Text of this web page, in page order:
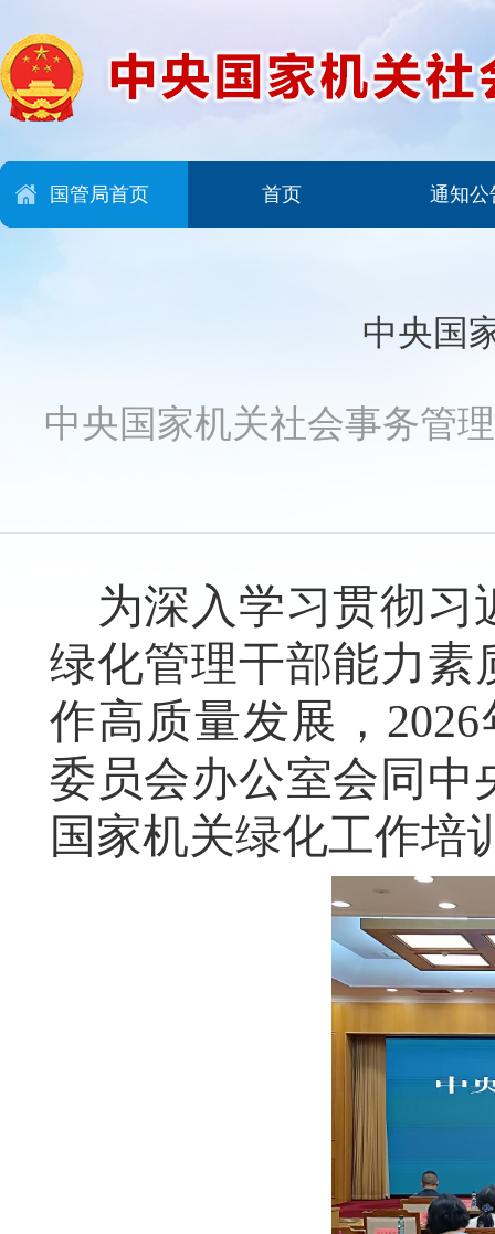
国管局首页 首页 通知公
中央国
中央国家机关社会事务
为深入学习贯彻习
绿化管理干部能力素
作高质量发展 ，
委员会办公室会同中
国家机关绿化工作培